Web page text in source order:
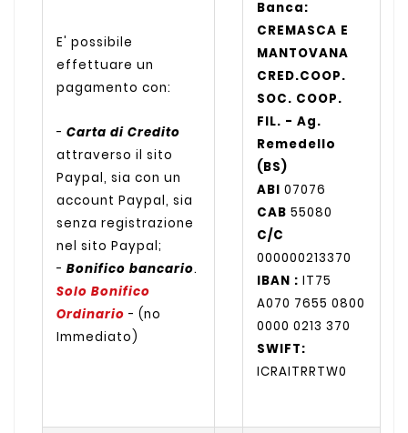
E' possibile
effettuare un
pagamento con:
- Carta di Credito
attraverso il sito
Paypal, sia con un
account Paypal, sia
senza registrazione
nel sito Paypal;
- Bonifico bancario.
Solo Bonifico
Ordinario - (no
Immediato)
Banca:
CREMASCA E
MANTOVANA
CRED.COOP.
SOC. COOP.
FIL. - Ag.
Remedello
(BS)
ABI 07076
CAB 55080
C/C
000000213370
IBAN : IT75
A070 7655 0800
0000 0213 370
SWIFT:
ICRAITRRTW0